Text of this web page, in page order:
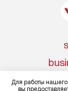
Для работы нашего
вы